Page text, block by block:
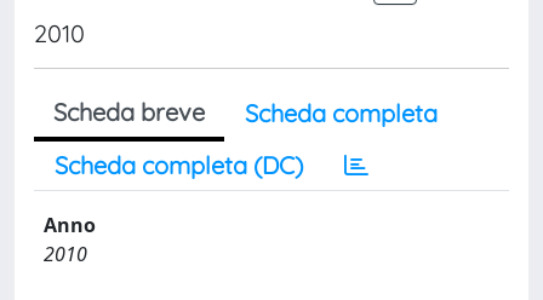
2010
Scheda breve
Scheda completa
Scheda completa (DC)
Anno
2010